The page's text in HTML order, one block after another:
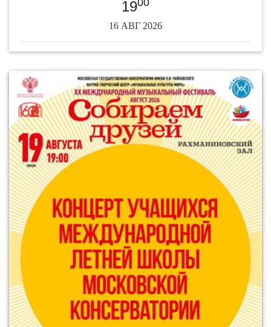
19
16 АВГ 2026